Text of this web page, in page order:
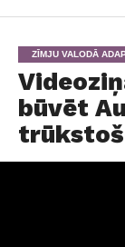
ZĪMJU VALODĀ
būvēt